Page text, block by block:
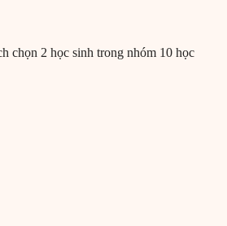
chọn 2 học sinh trong nhóm 10 học